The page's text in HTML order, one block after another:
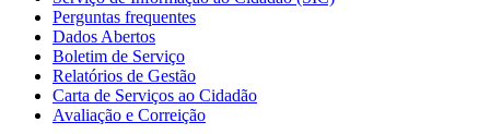
Perguntas frequentes
Dados Abertos
Boletim de Serviço
Relatórios de Gestão
Carta de Serviços ao Cidadão
Avaliação e Correição